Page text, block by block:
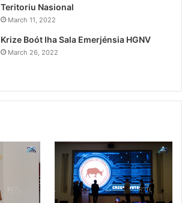
Teritoriu Nasional
March 11, 2022
Krize Boót Iha Sala Emerjénsia HGNV
March 26, 2022